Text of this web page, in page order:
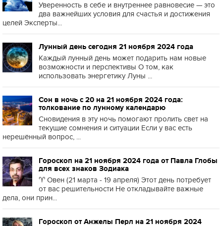
Уверенность в себе и внутреннее равновесие — это
два важнейших условия для счастья и достижения
целей Эксперты...
Лунный день сегодня 21 ноября 2024 года
Каждый лунный день может подарить нам новые
возможности и перспективы О том, как
использовать энергетику Луны ...
Сон в ночь с 20 на 21 ноября 2024 года:
толкование по лунному календарю
Сновидения в эту ночь помогают пролить свет на
текущие сомнения и ситуации Если у вас есть
нерешённый вопрос, ...
Гороскоп на 21 ноября 2024 года от Павла Глобы
для всех знаков Зодиака
♈️ Овен (21 марта - 19 апреля) Этот день потребует
от вас решительности Не откладывайте важные
дела, они прин...
Гороскоп от Анжелы Перл на 21 ноября 2024